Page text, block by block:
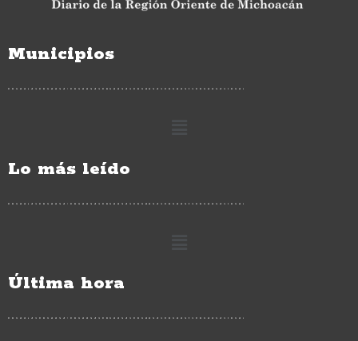
Municipios
Lo más leído
Última hora